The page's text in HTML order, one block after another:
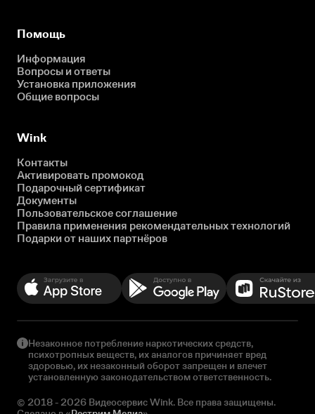
Помощь
Информация
Вопросы и ответы
Установка приложения
Общие вопросы
Wink
Контакты
Активировать промокод
Подарочный сертификат
Документы
Пользовательское соглашение
Правила применения рекомендательных технологий
Подарки от наших партнёров
Незаконное потребление наркотических средств,
психотропных веществ, их аналогов причиняет вред
здоровью, их незаконный оборот запрещен и влечет
установленную законодательством ответственность.
© 2018 - 2026 Видеосервис Wink. Все права защищены.